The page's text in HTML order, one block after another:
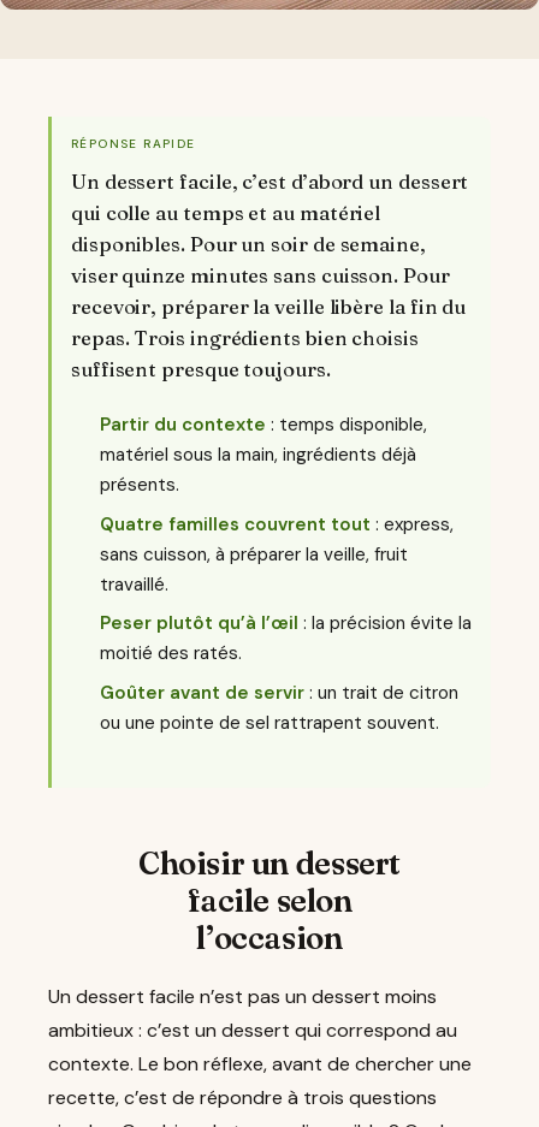
RÉPONSE RAPIDE
Un dessert facile, c’est d’abord un dessert
qui colle au temps et au matériel
disponibles. Pour un soir de semaine,
viser quinze minutes sans cuisson. Pour
recevoir, préparer la veille libère la fin du
repas. Trois ingrédients bien choisis
suffisent presque toujours.
Partir du contexte : temps disponible,
matériel sous la main, ingrédients déjà
présents.
Quatre familles couvrent tout : express,
sans cuisson, à préparer la veille, fruit
travaillé.
Peser plutôt qu’à l’œil : la précision évite la
moitié des ratés.
Goûter avant de servir : un trait de citron
ou une pointe de sel rattrapent souvent.
Choisir un dessert
facile selon
l’occasion
Un dessert facile n’est pas un dessert moins
ambitieux : c’est un dessert qui correspond au
contexte. Le bon réflexe, avant de chercher une
recette, c’est de répondre à trois questions